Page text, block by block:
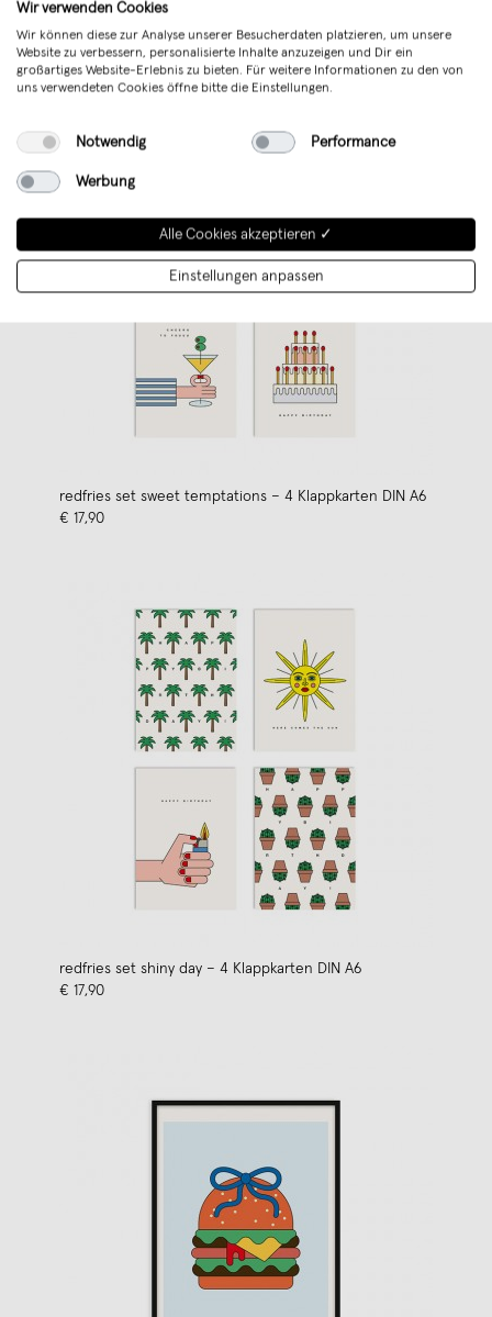
redfries set sweet temptations – 4 Klappkarten DIN A6
€ 17,90
redfries set shiny day – 4 Klappkarten DIN A6
€ 17,90
Wir verwenden Cookies
Wir können diese zur Analyse unserer Besucherdaten platzieren, um unsere
Website zu verbessern, personalisierte Inhalte anzuzeigen und Dir ein
großartiges Website-Erlebnis zu bieten. Für weitere Informationen zu den von
uns verwendeten Cookies öffne bitte die Einstellungen.
Notwendig Performance
Werbung
Alle Cookies akzeptieren ✓
Einstellungen anpassen